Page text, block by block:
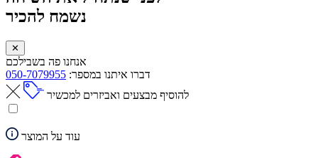
נשמח להכיר
✕
אנחנו פה בשבילכם
דברו איתנו במספר: 050-7079955
להוסיף מבצעים ואביזרים למכשיר
עוד על המוצר